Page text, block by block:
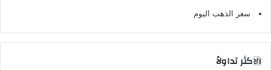
سعر الذهب اليوم
الاكثر تداولاً